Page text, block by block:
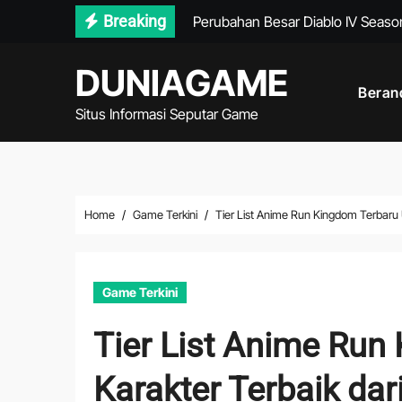
Breaking
Perubahan Besar Diablo IV
Eksplorasi Dunia Death
Doom The Dark Ages Tampilkan
DUNIAGAME
Situs Informasi Seputar Game
Home Game Terkini Tier List Anime Run Kingdom
Game Terkini
Tier List Anime Run
Karakter Terbaik